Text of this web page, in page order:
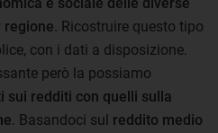
regione . Ricostruire questo tipo
con i dati a disposizione.
però la possiamo
sui redditi con quelli sulla
. Basandoci sul reddito medio